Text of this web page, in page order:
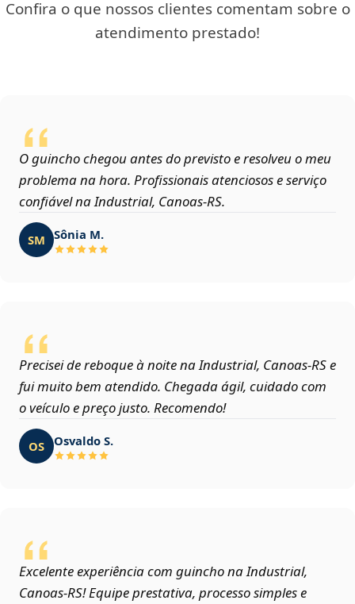
Confira o que nossos clientes comentam sobre o
atendimento prestado!
O guincho chegou antes do previsto e resolveu o meu
problema na hora. Profissionais atenciosos e serviço
confiável na Industrial, Canoas‑RS.
SM Sônia M.
Precisei de reboque à noite na Industrial, Canoas‑RS e
fui muito bem atendido. Chegada ágil, cuidado com
o veículo e preço justo. Recomendo!
OS Osvaldo S.
Excelente experiência com guincho na Industrial,
Canoas‑RS! Equipe prestativa, processo simples e